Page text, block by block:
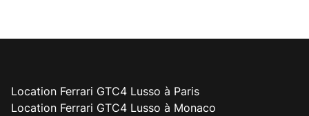
Location Ferrari GTC4 Lusso à Paris
Location Ferrari GTC4 Lusso à Monaco